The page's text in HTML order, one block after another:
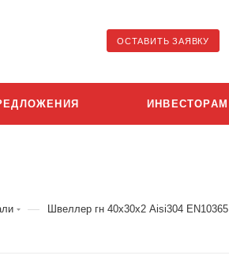
ОСТАВИТЬ ЗАЯВКУ
ИНВЕСТОРАМ
— Швеллер гн 40х30х2 Aisi304 EN10365